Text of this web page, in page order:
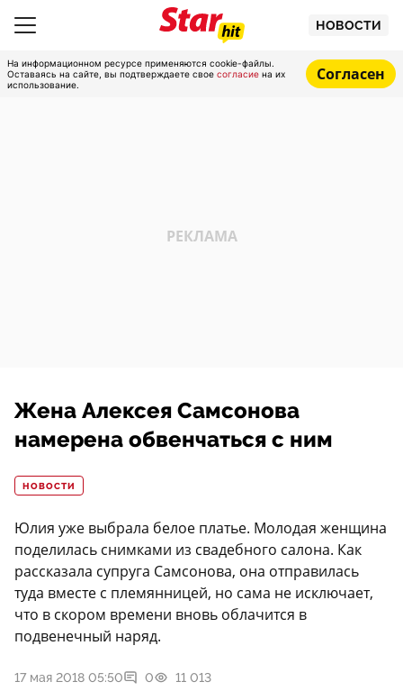
НОВОСТИ
На информационном ресурсе применяются cookie-файлы.
Оставаясь на сайте, вы подтверждаете свое согласие на их
использование.
Согласен
Жена Алексея Самсонова
намерена обвенчаться с ним
НОВОСТИ
Юлия уже выбрала белое платье. Молодая женщина
поделилась снимками из свадебного салона. Как
рассказала супруга Самсонова, она отправилась
туда вместе с племянницей, но сама не исключает,
что в скором времени вновь облачится в
подвенечный наряд.
17 мая 2018 05:50 0 11 013